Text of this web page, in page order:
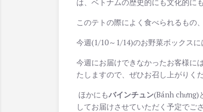
は、ベトナムの歴史的にも文化的に
このテトの際によく食べられるもの
今週(1/10～1/14)のお野菜ボックス
今週にお届けできなかったお客様に
たしますので、ぜひお召し上がりくだ
ほかにもバインチュン(Bánh chưng)
してお届けさせていただく予定でござ